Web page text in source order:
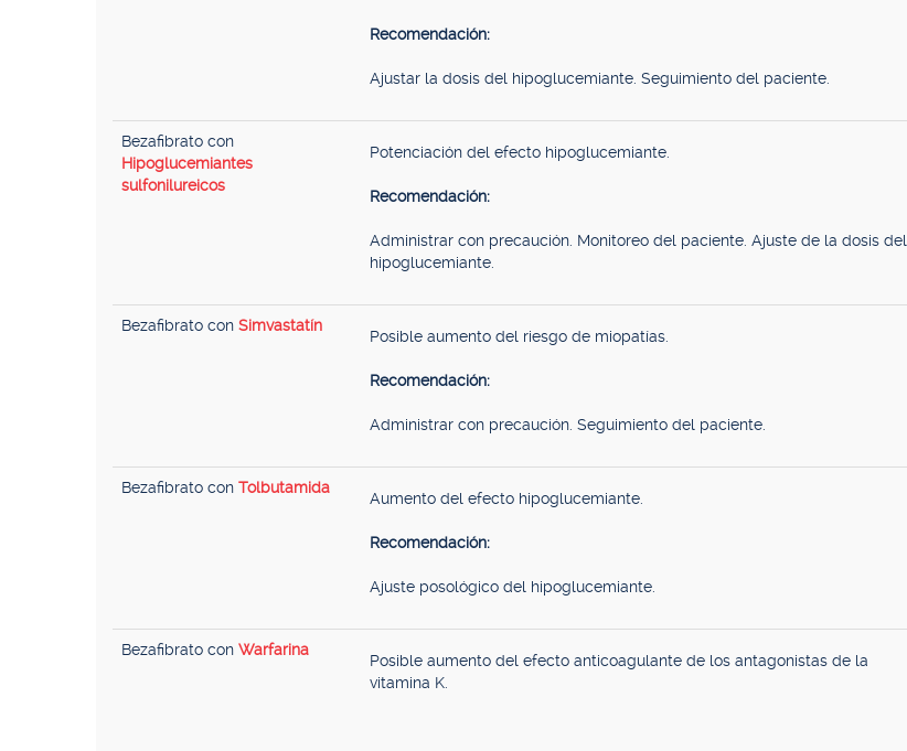
Recomendación:
Ajustar la dosis del hipoglucemiante. Seguimiento del paciente.
Bezafibrato con
Hipoglucemiantes
sulfonilureicos
Potenciación del efecto hipoglucemiante.
Recomendación:
Administrar con precaución. Monitoreo del paciente. Ajuste de la dosis del
hipoglucemiante.
Bezafibrato con Simvastatín
Posible aumento del riesgo de miopatías.
Recomendación:
Administrar con precaución. Seguimiento del paciente.
Bezafibrato con Tolbutamida
Aumento del efecto hipoglucemiante.
Recomendación:
Ajuste posológico del hipoglucemiante.
Bezafibrato con Warfarina
Posible aumento del efecto anticoagulante de los antagonistas de la
vitamina K.